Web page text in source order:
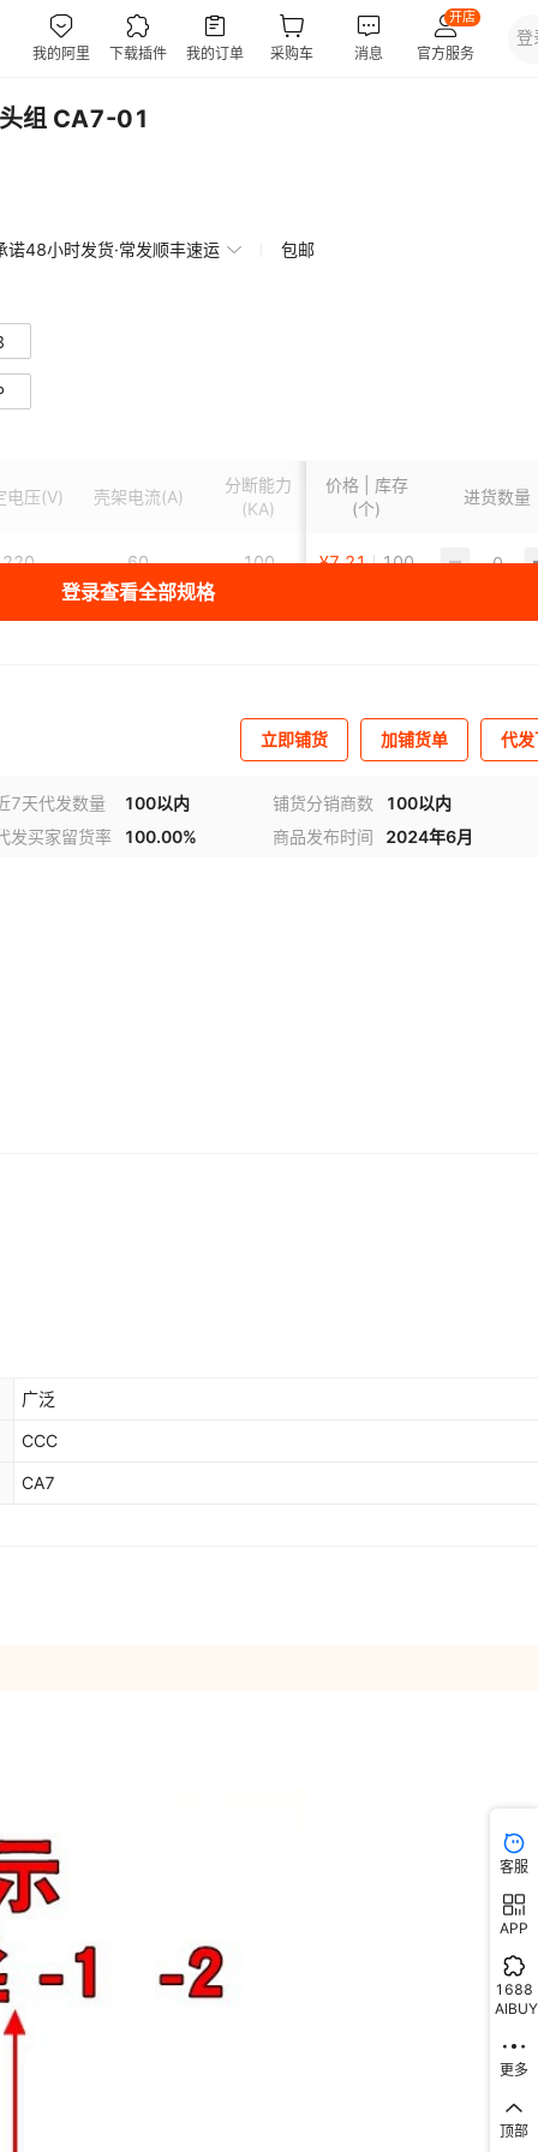
组 CA7-01
诺48小时发货·常发顺丰速运 包邮
电压(V) 壳架电流(A)
分断能力
(KA)
极数
外形尺寸
(mm)
价格 | 库存
(个)
进货数量
220 60 100 3P 10
¥7.21 100
220 63 100 4P 10
¥7.21 100
登录查看全部规格
立即铺货 加铺货单 代
7天代发数量 100以内 铺货分销商数
100以内
发买家留货率
100.00% 商品发布时间 2024年6月
广泛
CCC
CA7
客服
APP
1688
AIBUY
更多
顶部